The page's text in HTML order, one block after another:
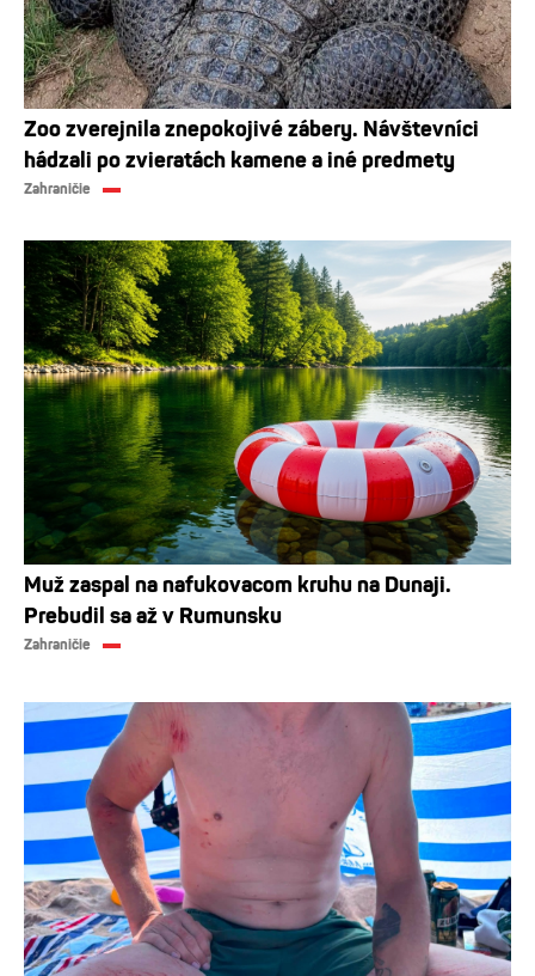
Zoo zverejnila znepokojivé zábery. Návštevníci
hádzali po zvieratách kamene a iné predmety
Zahraničie
Muž zaspal na nafukovacom kruhu na Dunaji.
Prebudil sa až v Rumunsku
Zahraničie